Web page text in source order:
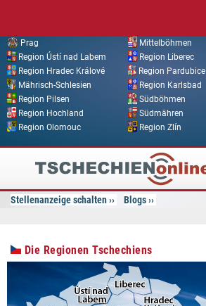
Prag
Mittelböhmen
Region Ústí nad Labem
Region Liberec
Region Hradec Králové
Region Pardubice
Mährisch-Schlesien
Region Karlsbad
Region Pilsen
Südböhmen
Region Hochland
Südmähren
Region Olomouc
Region Zlín
Tschechien
Online
Stellenanzeige schalten Blogs
Die Regionen Tschechiens